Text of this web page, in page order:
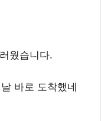
웠습니다.
바로 도착했네